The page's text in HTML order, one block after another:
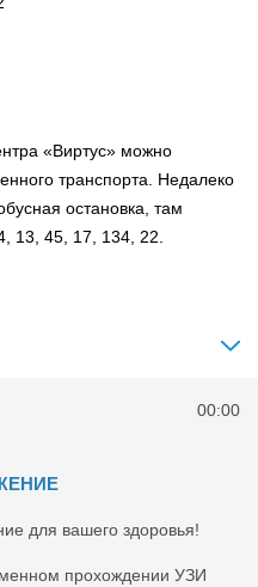
«Виртус» можно
транспорта. Недалеко
остановка, там
13, 45, 17, 134, 22.
00:00
для вашего здоровья!
прохождении УЗИ